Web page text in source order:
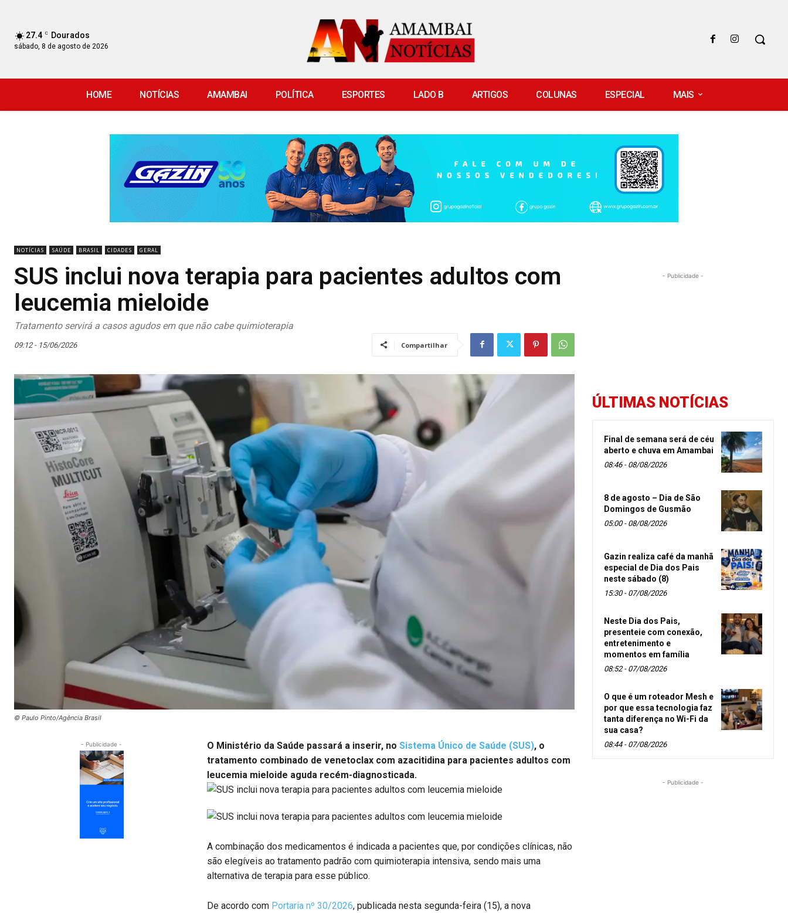
27.4 C Dourados
sábado, 8 de agosto de 2026
HOME NOTÍCIAS AMAMBAI POLÍTICA ESPORTES LADO B ARTIGOS COLUNAS ESPECIAL MAIS
NOTÍCIAS SAÚDE BRASIL CIDADES GERAL
SUS inclui nova terapia para pacientes adultos com
leucemia mieloide
Tratamento servirá a casos agudos em que não cabe quimioterapia
09:12 - 15/06/2026 Compartilhar
© Paulo Pinto/Agência Brasil
- Publicidade - O Ministério da Saúde passará a inserir, no Sistema Único de Saúde (SUS), o
tratamento combinado de venetoclax com azacitidina para pacientes adultos com
leucemia mieloide aguda recém-diagnosticada.
A combinação dos medicamentos é indicada a pacientes que, por condições clínicas, não
são elegíveis ao tratamento padrão com quimioterapia intensiva, sendo mais uma
alternativa de terapia para esse público.
De acordo com Portaria nº 30/2026, publicada nesta segunda-feira (15), a nova
- Publicidade -
ÚLTIMAS NOTÍCIAS
Final de semana será de céu
aberto e chuva em Amambai
08:46 - 08/08/2026
8 de agosto – Dia de São
Domingos de Gusmão
05:00 - 08/08/2026
Gazin realiza café da manhã
especial de Dia dos Pais
neste sábado (8)
15:30 - 07/08/2026
Neste Dia dos Pais,
presenteie com conexão,
entretenimento e
momentos em família
08:52 - 07/08/2026
O que é um roteador Mesh e
por que essa tecnologia faz
tanta diferença no Wi-Fi da
sua casa?
08:44 - 07/08/2026
- Publicidade -